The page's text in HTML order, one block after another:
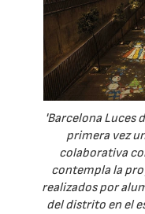
'Barcelona Luces
primera vez
colaborativa
contempla la
realizados por
del distrito en el